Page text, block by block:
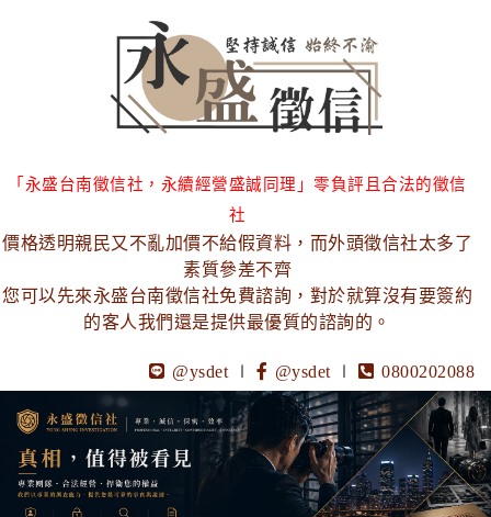
「永盛台南徵信社，永續經營盛誠同理」零負評且合法的徵信
社
價格透明親民又不亂加價不給假資料，而外頭徵信社太多了
素質參差不齊
您可以先來永盛台南徵信社免費諮詢，對於就算沒有要簽約
的客人我們還是提供最優質的諮詢的。
@ysdet ∣ @ysdet ∣ 0800202088